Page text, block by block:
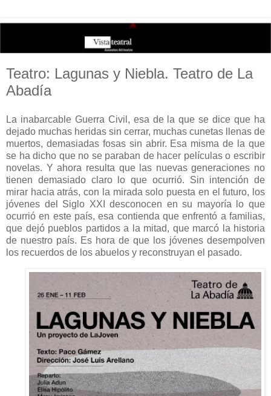
Teatro: Lagunas y Niebla. Teatro de La
Abadía
La inabarcable Guerra Civil, esa de la que se dice que ha
dejado muchas heridas sin cerrar, muchas cunetas llenas de
muertos, demasiadas fosas sin abrir. Esa misma de la que
se ha dicho que no se paraban de hacer películas o escribir
novelas. Y ahora resulta que las nuevas generaciones no
tienen demasiado claro lo que ocurrió. Sin intención de
mirar hacia atrás, con la mirada solo puesta en el futuro, los
jóvenes del Siglo XXI desconocen en su mayoría lo que
ocurrió en este país, esa contienda que enfrentó a familias,
que dejó pueblos partidos a la mitad, que marcó la historia
de nuestro país. Es hora de que los jóvenes desempolven
los recuerdos de los abuelos y reconstruyan el pasado.